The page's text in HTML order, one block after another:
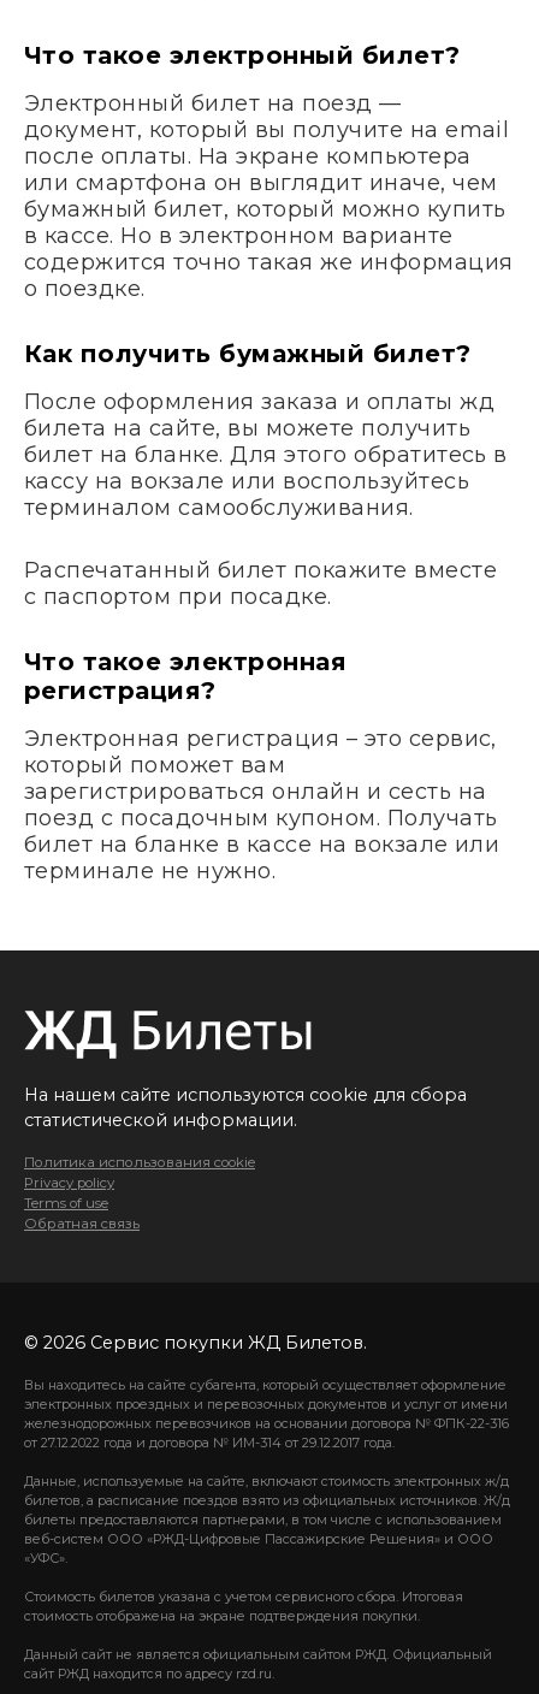
Что такое электронный билет?
Электронный билет на поезд —
документ, который вы получите на email
после оплаты. На экране компьютера
или смартфона он выглядит иначе, чем
бумажный билет, который можно купить
в кассе. Но в электронном варианте
содержится точно такая же информация
о поездке.
Как получить бумажный билет?
После оформления заказа и оплаты жд
билета на сайте, вы можете получить
билет на бланке. Для этого обратитесь в
кассу на вокзале или воспользуйтесь
терминалом самообслуживания.
Распечатанный билет покажите вместе
с паспортом при посадке.
Что такое электронная
регистрация?
Электронная регистрация – это сервис,
который поможет вам
зарегистрироваться онлайн и сесть на
поезд с посадочным купоном. Получать
билет на бланке в кассе на вокзале или
терминале не нужно.
На нашем сайте используются cookie для сбора
статистической информации.
Политика использования cookie
Privacy policy
Terms of use
Обратная связь
© 2026 Сервис покупки ЖД Билетов.
Вы находитесь на сайте субагента, который осуществляет оформление
электронных проездных и перевозочных документов и услуг от имени
железнодорожных перевозчиков на основании договора № ФПК-22-316
от 27.12.2022 года и договора № ИМ-314 от 29.12.2017 года.
Данные, используемые на сайте, включают стоимость электронных ж/д
билетов, а расписание поездов взято из официальных источников. Ж/д
билеты предоставляются партнерами, в том числе с использованием
веб-систем ООО «РЖД-Цифровые Пассажирские Решения» и ООО
«УФС».
Стоимость билетов указана с учетом сервисного сбора. Итоговая
стоимость отображена на экране подтверждения покупки.
Данный сайт не является официальным сайтом РЖД. Официальный
сайт РЖД находится по адресу rzd.ru.